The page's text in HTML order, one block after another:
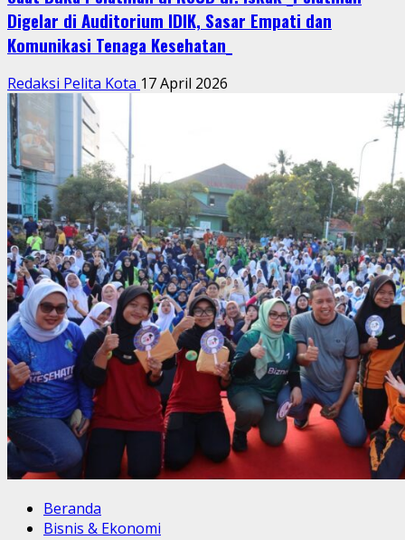
Digelar di Auditorium IDIK, Sasar Empati dan
Komunikasi Tenaga Kesehatan_
Redaksi Pelita Kota 17 April 2026
Beranda
Bisnis & Ekonomi